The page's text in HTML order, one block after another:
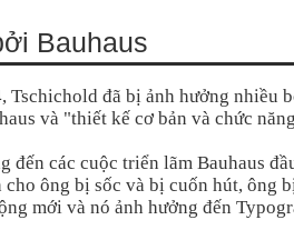
Bauhaus
Tschichold đã bị ảnh hưởng nhiều
và "thiết kế cơ bản và chức
đến các cuộc triển lãm Bauhaus
ông bị sốc và bị cuốn hút, ông
mới và nó ảnh hưởng đến